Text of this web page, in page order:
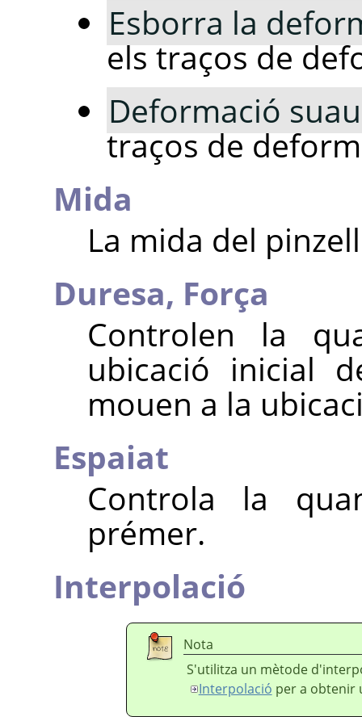
Esborra la
els traços de
Deformació suau
traços de
Mida
La mida del
Duresa, Força
Controlen la
ubicació inicial
mouen a la
Espaiat
Controla la
prémer.
Interpolació
Nota
S'utilitza un mètode
Interpolació per a obtenir